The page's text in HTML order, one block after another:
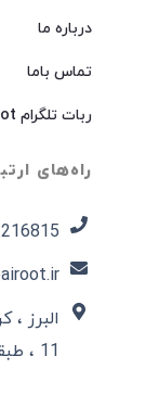
درباره ما
تماس باما
ربات تلگرام airoot
راه‌های
البرز ،
11 ، طبقه 2 ، واحد شرقی